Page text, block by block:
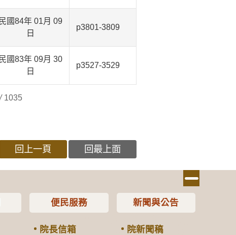
民國84年 01月 09
日
p3801-3809
民國83年 09月 30
日
p3527-3529
1035
回上一頁 回最上面
便民服務
院長信箱
新聞與公告
院新聞稿